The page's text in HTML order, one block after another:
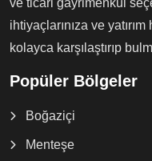
ve ticari gayrimenkul
ihtiyaçlarınıza ve
kolayca karşılaştırıp
Popüler Bölgeler
Boğaziçi
Menteşe